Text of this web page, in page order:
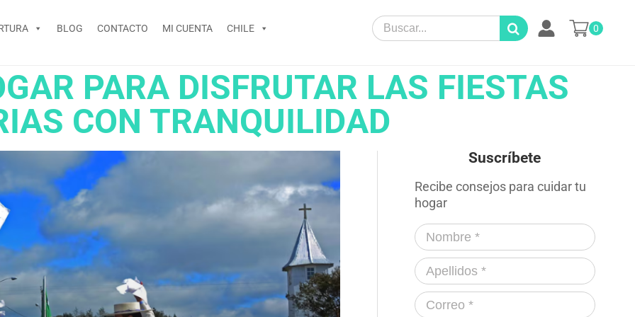
BLOG CONTACTO MI CUENTA CHILE
Search
for:
0
PARA DISFRUTAR LAS FIESTAS
CON TRANQUILIDAD
Suscríbete
Recibe consejos para cuidar tu
hogar